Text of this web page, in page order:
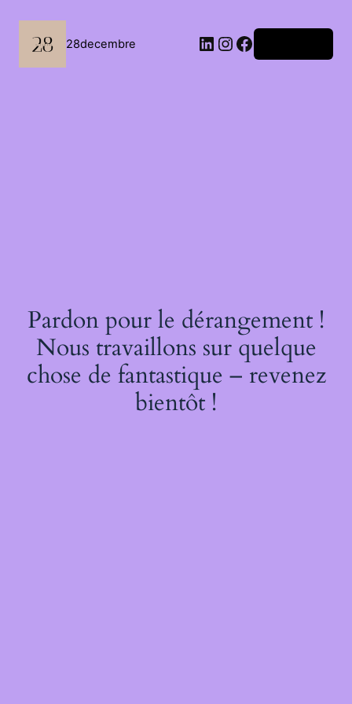
contenu
28decembre LinkedIn
Instagram
Facebook
Pardon pour le dérangement !
Nous travaillons sur quelque
chose de fantastique – revenez
bientôt !